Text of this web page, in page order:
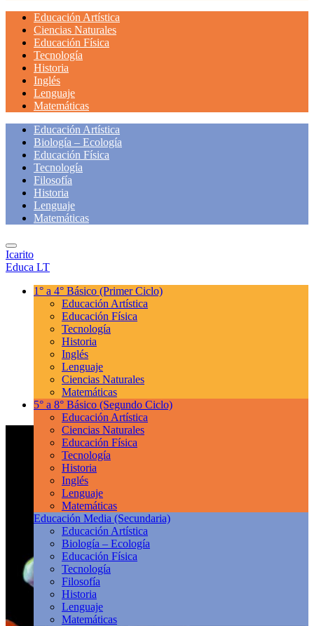
Educación Artística
Ciencias Naturales
Educación Física
Tecnología
Historia
Inglés
Lenguaje
Matemáticas
Educación Artística
Biología – Ecología
Educación Física
Tecnología
Filosofía
Historia
Lenguaje
Matemáticas
Icarito
Educa LT
1° a 4° Básico (Primer Ciclo)
Educación Artística
Educación Física
Tecnología
Historia
Inglés
Lenguaje
Ciencias Naturales
Matemáticas
5° a 8° Básico (Segundo Ciclo)
Educación Artística
Ciencias Naturales
Educación Física
Tecnología
Historia
Inglés
Lenguaje
Matemáticas
Educación Media (Secundaria)
Educación Artística
Biología – Ecología
Educación Física
Tecnología
Filosofía
Historia
Lenguaje
Matemáticas